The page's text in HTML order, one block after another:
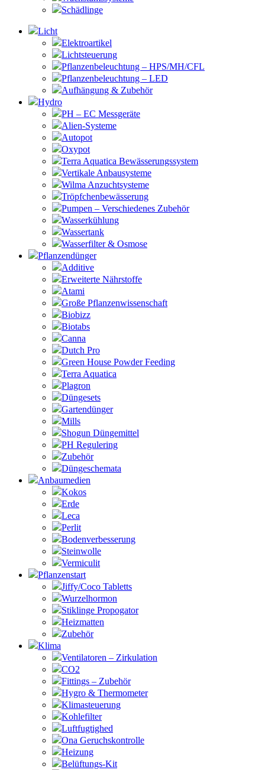
Schädlinge
Licht
Elektroartikel
Lichtsteuerung
Pflanzenbeleuchtung – HPS/MH/CFL
Pflanzenbeleuchtung – LED
Aufhängung & Zubehör
Hydro
PH – EC Messgeräte
Alien-Systeme
Autopot
Oxypot
Terra Aquatica Bewässerungssystem
Vertikale Anbausysteme
Wilma Anzuchtsysteme
Tröpfchenbewässerung
Pumpen – Verschiedenes Zubehör
Wasserkühlung
Wassertank
Wasserfilter & Osmose
Pflanzendünger
Additive
Erweiterte Nährstoffe
Atami
Große Pflanzenwissenschaft
Biobizz
Biotabs
Canna
Dutch Pro
Green House Powder Feeding
Terra Aquatica
Plagron
Düngesets
Gartendünger
Mills
Shogun Düngemittel
PH Regulering
Zubehör
Düngeschemata
Anbaumedien
Kokos
Erde
Leca
Perlit
Bodenverbesserung
Steinwolle
Vermiculit
Pflanzenstart
Jiffy/Coco Tabletts
Wurzelhormon
Stiklinge Propogator
Heizmatten
Zubehör
Klima
Ventilatoren – Zirkulation
CO2
Fittings – Zubehör
Hygro & Thermometer
Klimasteuerung
Kohlefilter
Luftfugtighed
Ona Geruchskontrolle
Heizung
Belüftungs-Kit